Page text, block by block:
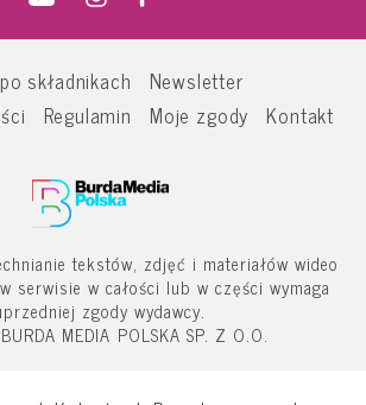
składnikach
Newsletter
Regulamin Moje zgody Kontakt
tekstów, zdjęć i materiałów wideo
serwisie w całości lub w części wymaga
zgody wydawcy.
MEDIA POLSKA SP. Z O.O.